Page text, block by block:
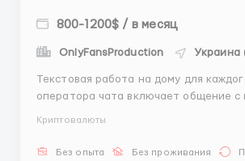
800-1200$ / в месяц
OnlyFansProduction Украина
Текстовая работа на дому для
оператора чата включает общение с
обработку запросов. Обязательно
ноутбука 💻 График работы 6/1,
(утренние, дневные, ночные). В
Криптовалюты
Без опыта Без проживания